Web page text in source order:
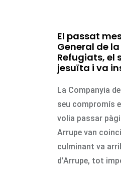
El passat
General de
Refugiats, el
jesuïta i va
La Companyia
seu compromís
volia passar
Arrupe van
culminant va
d’Arrupe, tot